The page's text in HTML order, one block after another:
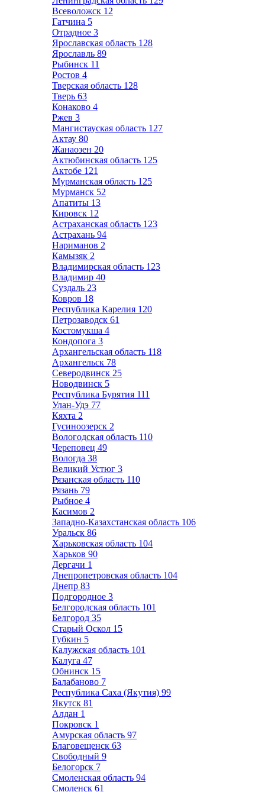
Всеволожск 12
Гатчина 5
Отрадное 3
Ярославская область 128
Ярославль 89
Рыбинск 11
Ростов 4
Тверская область 128
Тверь 63
Конаково 4
Ржев 3
Мангистауская область 127
Актау 80
Жанаозен 20
Актюбинская область 125
Актобе 121
Мурманская область 125
Мурманск 52
Апатиты 13
Кировск 12
Астраханская область 123
Астрахань 94
Нариманов 2
Камызяк 2
Владимирская область 123
Владимир 40
Суздаль 23
Ковров 18
Республика Карелия 120
Петрозаводск 61
Костомукша 4
Кондопога 3
Архангельская область 118
Архангельск 78
Северодвинск 25
Новодвинск 5
Республика Бурятия 111
Улан-Удэ 77
Кяхта 2
Гусиноозерск 2
Вологодская область 110
Череповец 49
Вологда 38
Великий Устюг 3
Рязанская область 110
Рязань 79
Рыбное 4
Касимов 2
Западно-Казахстанская область 106
Уральск 86
Харьковская область 104
Харьков 90
Дергачи 1
Днепропетровская область 104
Днепр 83
Подгородное 3
Белгородская область 101
Белгород 35
Старый Оскол 15
Губкин 5
Калужская область 101
Калуга 47
Обнинск 15
Балабаново 7
Республика Саха (Якутия) 99
Якутск 81
Алдан 1
Покровск 1
Амурская область 97
Благовещенск 63
Свободный 9
Белогорск 7
Смоленская область 94
Смоленск 61